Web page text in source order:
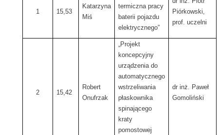
1 15,53
Katarzyna
Miś
termiczna pracy
baterii pojazdu
elektrycznego”
Piórkowski,
prof. uczelni
2 15,42
Robert
Onufrzak
„Projekt
koncepcyjny
urządzenia do
automatycznego
wstrzeliwania
płaskownika
spinającego
kraty
pomostowej
dr inż. Paweł
Gomoliński